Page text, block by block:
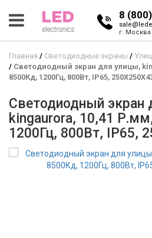
8
г. Москва
Главная Светодиодные экраны
Светодиодный экран для улицы,
8500Кд, 1200Гц, 800Вт, IP65,
Светодиодный экран
kingaurora, 10,41
1200Гц, 800Вт, IP65,